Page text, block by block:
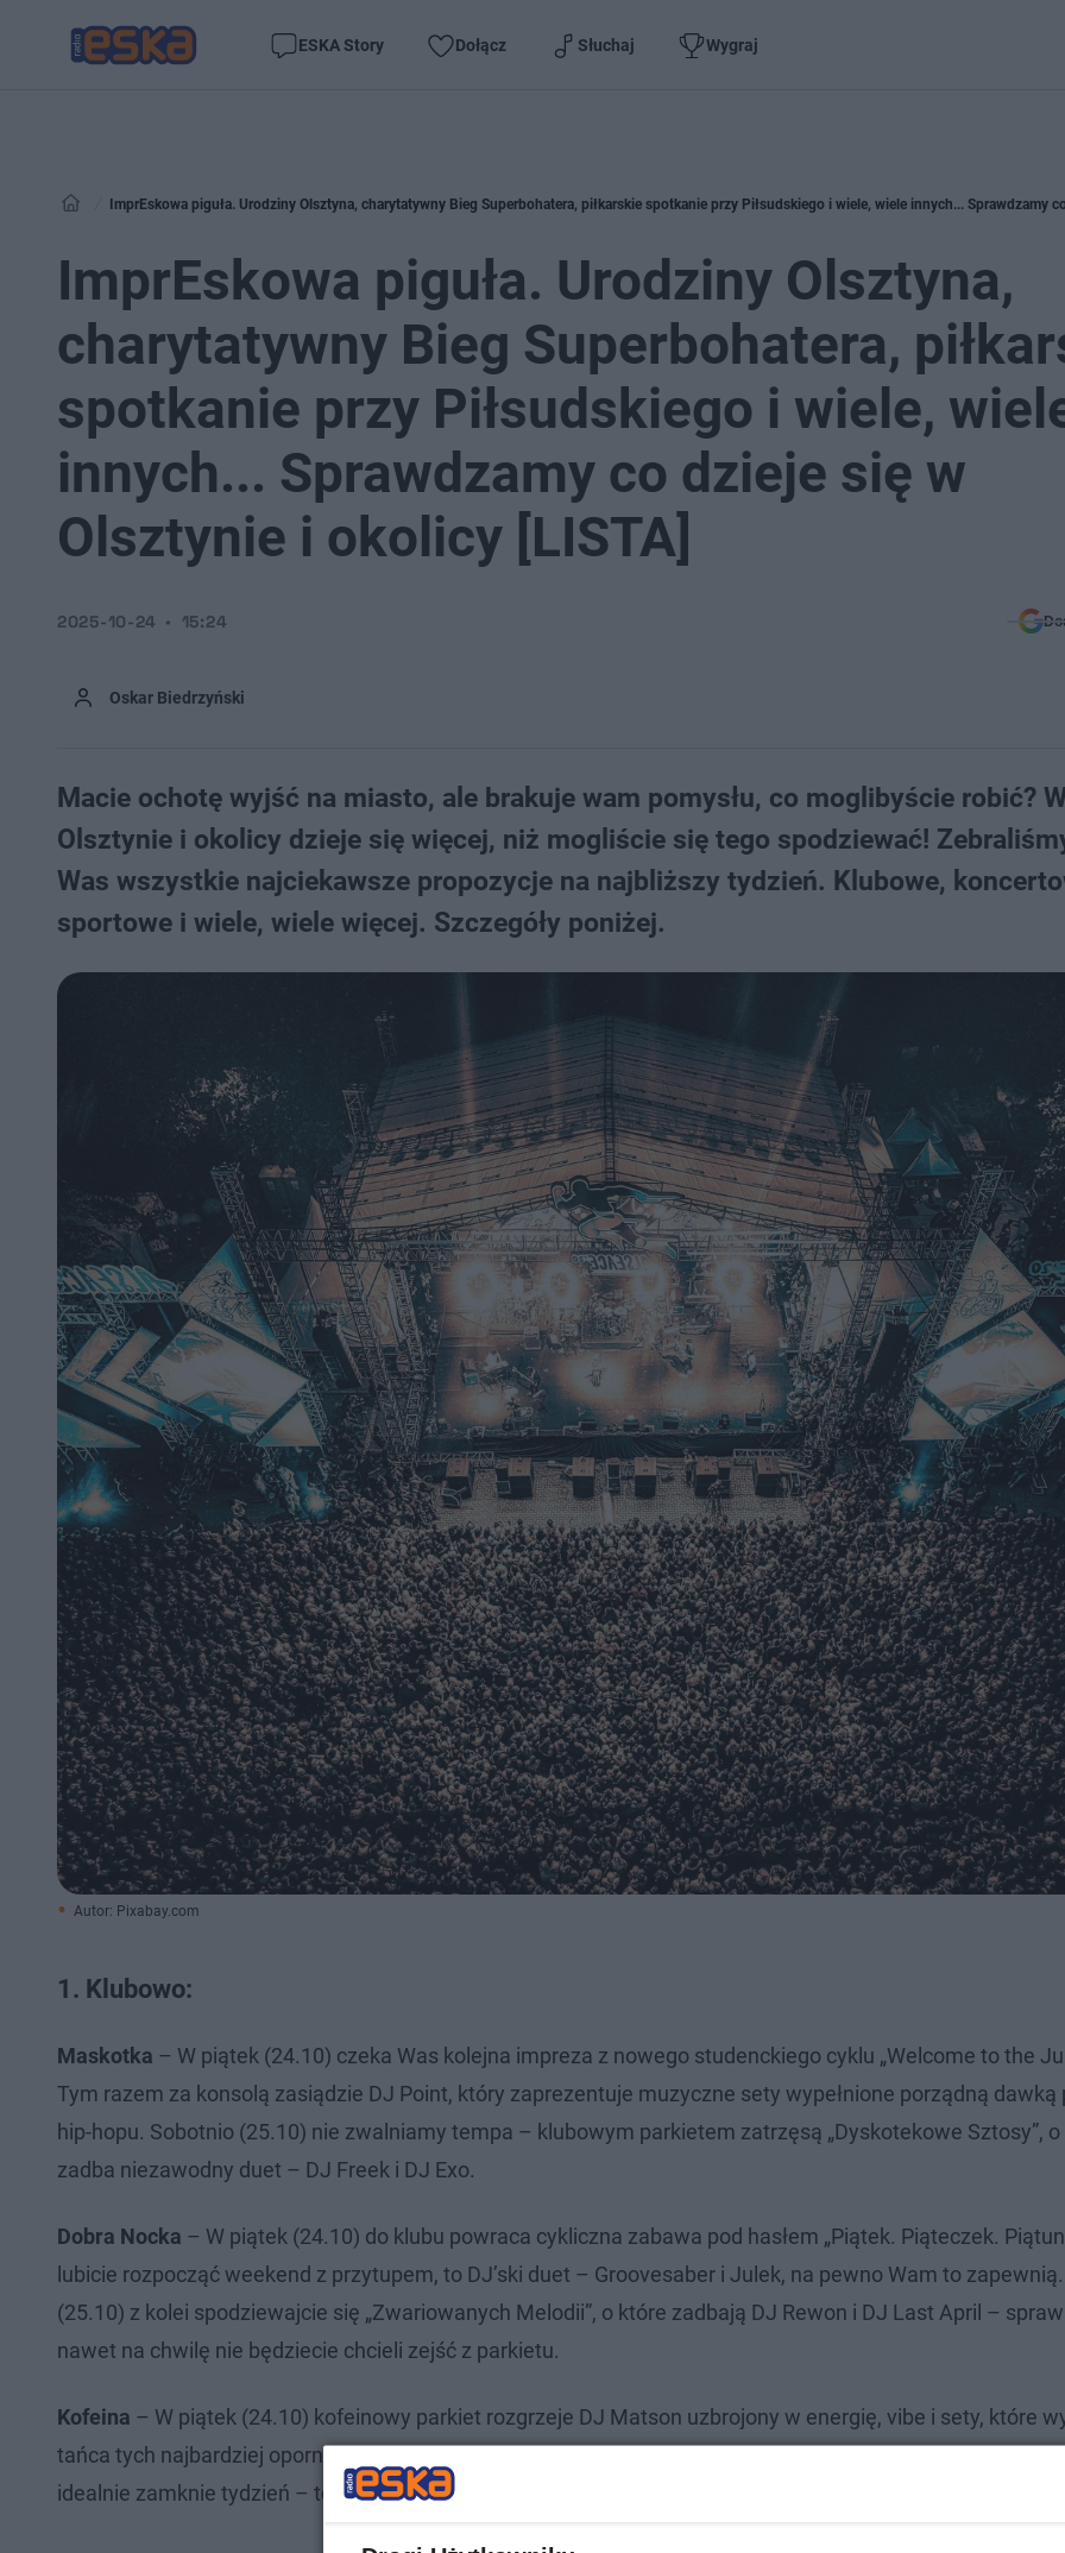
ESKA Story Dołącz Słuchaj Wygraj
ImprEskowa piguła. Urodziny Olsztyna,
charytatywny Bieg Superbohatera,
spotkanie przy Piłsudskiego i wiele,
innych... Sprawdzamy co dzieje się w
Olsztynie i okolicy [LISTA]
Oskar Biedrzyński
2025-10-24 15:24
Macie ochotę wyjść na miasto, ale brakuje wam pomysłu, co moglibyście robić?
Olsztynie i okolicy dzieje się więcej, niż mogliście się tego spodziewać!
Was wszystkie najciekawsze propozycje na najbliższy tydzień. Klubowe,
sportowe i wiele, wiele więcej. Szczegóły poniżej.
Autor: Pixabay.com
1. Klubowo:
Maskotka – W piątek (24.10) czeka Was kolejna impreza z nowego studenckiego cyklu „Welcome to the
Tym razem za konsolą zasiądzie DJ Point, który zaprezentuje muzyczne sety wypełnione porządną dawką
hip-hopu. Sobotnio (25.10) nie zwalniamy tempa – klubowym parkietem zatrzęsą „Dyskotekowe Sztosy”,
zadba niezawodny duet – DJ Freek i DJ Exo.
Dobra Nocka – W piątek (24.10) do klubu powraca cykliczna zabawa pod hasłem „Piątek. Piąteczek.
lubicie rozpocząć weekend z przytupem, to DJ’ski duet – Groovesaber i Julek, na pewno Wam to
(25.10) z kolei spodziewajcie się „Zwariowanych Melodii”, o które zadbają DJ Rewon i DJ Last April –
nawet na chwilę nie będziecie chcieli zejść z parkietu.
Kofeina – W piątek (24.10) kofeinowy parkiet rozgrzeje DJ Matson uzbrojony w energię, vibe i sety, które
tańca tych najbardziej opornych. Natomiast w sobotę (25.10) spodziewajcie się tanecznej mieszanki
idealnie zamknie tydzień – to wszystko zapewni DJ Piotr Krongauz.